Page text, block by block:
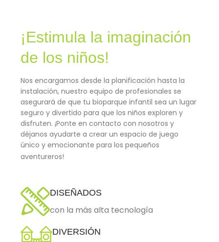
¡Estimula la imaginación
de los niños!
Nos encargamos desde la planificación hasta la
instalación, nuestro equipo de profesionales se
asegurará de que tu bioparque infantil sea un lugar
seguro y divertido para que los niños exploren y
disfruten. ¡Ponte en contacto con nosotros y
déjanos ayudarte a crear un espacio de juego
único y emocionante para los pequeños
aventureros!
DISEÑADOS
con la más alta tecnología
DIVERSIÓN